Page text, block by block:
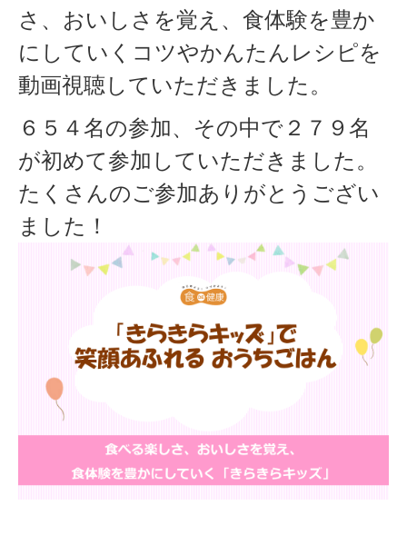
さ、おいしさを覚え、食体験を豊か
にしていくコツやかんたんレシピを
動画視聴していただきました。
６５４名の参加、その中で２７９名
が初めて参加していただきました。
たくさんのご参加ありがとうござい
ました！